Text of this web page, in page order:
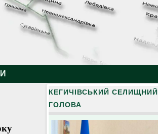
КЕГИЧІВСЬКИЙ СЕЛИЩНИЙ
ГОЛОВА